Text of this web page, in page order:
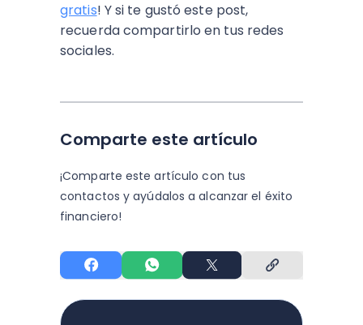
gratis! Y si te gustó este post,
recuerda compartirlo en tus redes
sociales.
Comparte este artículo
¡Comparte este artículo con tus
contactos y ayúdalos a alcanzar el éxito
financiero!